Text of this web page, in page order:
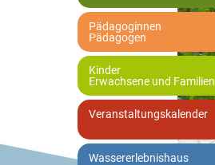
Pädagoginnen
Pädagogen
Kinder
Erwachsene und Familien
Veranstaltungskalender
Wassererlebnishaus